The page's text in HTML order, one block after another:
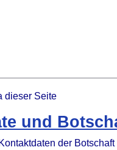
dieser Seite
und
Kontaktdaten der